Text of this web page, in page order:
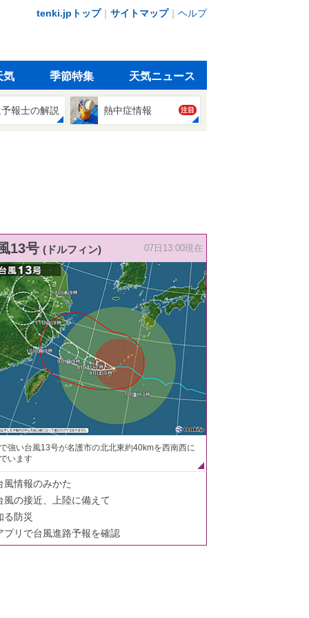
tenki.jpトップ｜ サイトマップ｜ ヘルプ
気 季節特集 天気ニュース
報士の解説 熱中症情報 注目
13号 (ドルフィン) 07日13:00現在
強い台風13号が名護市の北北東約40kmを西南西に
います
風情報のみかた
風の接近、上陸に備えて
る防災
プリで台風進路予報を確認